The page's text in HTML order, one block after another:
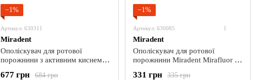
−1%
Артикул: 630311
Miradent
Ополіскувач для ротової
порожнини з активним киснем
684 грн
677 грн
−1%
Артикул: 630085 1
Miradent
Ополіскувач для ротової
порожнини Miradent Mirafluor з
335 грн
331 грн